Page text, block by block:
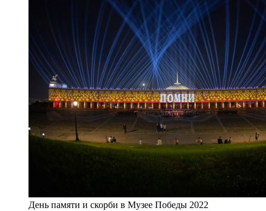
День памяти и скорби в Музее Победы 2022